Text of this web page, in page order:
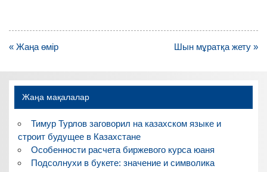
Навигация
записям
« Жаңа өмір Шын мұратқа жету »
Жаңа мақалалар
Тимур Турлов заговорил на казахском языке и
строит будущее в Казахстане
Особенности расчета биржевого курса юаня
Подсолнухи в букете: значение и символика